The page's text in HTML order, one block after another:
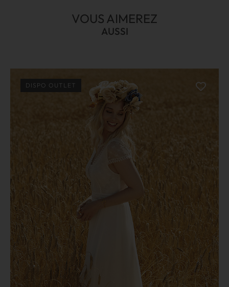
VOUS AIMEREZ
AUSSI
DISPO OUTLET